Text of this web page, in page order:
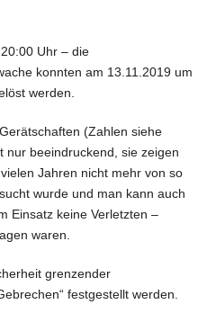
20:00 Uhr – die
konnten am 13.11.2019 um
werden.
(Zahlen siehe
nur beeindruckend, sie zeigen
Jahren nicht mehr von so
wurde und man kann auch
Einsatz keine Verletzten –
waren.
grenzender
festgestellt werden.